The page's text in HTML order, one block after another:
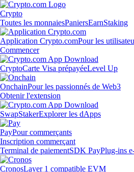
Crypto
Toutes les monnaiesPaniersEarnStaking
Application Crypto.comPour les
Commencer
CryptoCarte Visa prépayéeLevel Up
OnchainPour les passionnés de Web3
Obtenir l'extension
SwapStakerExplorer les dApps
PayPour commerçants
Inscription commerçant
Terminal de paiementSDK PayPlug-ins
CronosLayer 1 compatible EVM